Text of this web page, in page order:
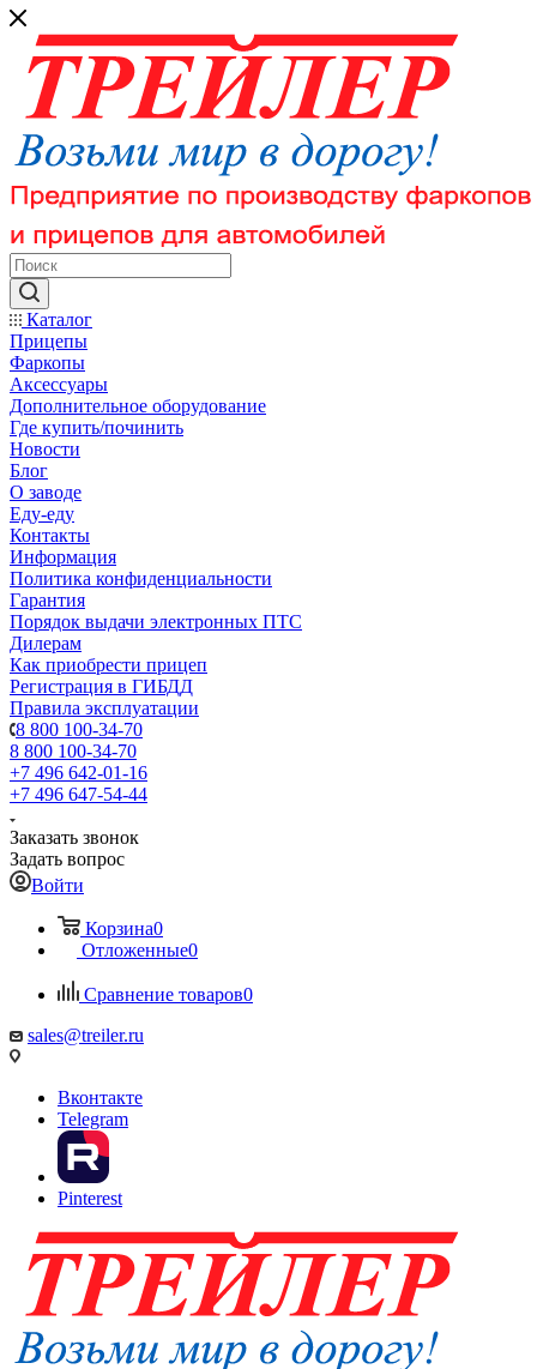
Каталог
Прицепы
Фаркопы
Аксессуары
Дополнительное оборудование
Где купить/починить
Новости
Блог
О заводе
Еду-еду
Контакты
Информация
Политика конфиденциальности
Гарантия
Порядок выдачи электронных ПТС
Дилерам
Как приобрести прицеп
Регистрация в ГИБДД
Правила эксплуатации
8 800 100-34-70
8 800 100-34-70
+7 496 642-01-16
+7 496 647-54-44
Заказать звонок
Задать вопрос
Войти
Корзина0
Отложенные0
Сравнение товаров0
sales@treiler.ru
Вконтакте
Telegram
Pinterest